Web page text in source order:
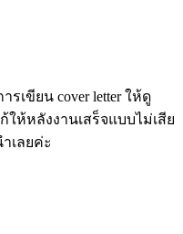
เขียน cover letter ให้ดู
ห้หลังงานเสร็จแบบไม่เสีย
เลยค่ะ